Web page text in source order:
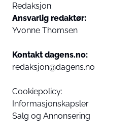
Redaksjon:
Ansvarlig redaktør:
Yvonne Thomsen
Kontakt dagens.no:
redaksjon@dagens.no
Cookiepolicy:
Informasjonskapsler
Salg og Annonsering